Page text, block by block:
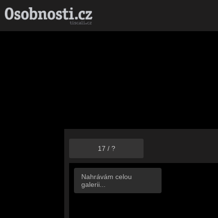
Nahrávám celou
galerii...
17 / ?